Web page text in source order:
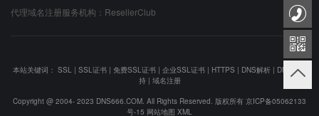
代理域名注册服务机构：ResellerClub
本站关键词： SSL | SSL证书 | 免费SSL证书 | 企业SSL证书 | HTTPS | DNS解析 | DNS防劫
持| 域名注册
Copyright @ 2004- 2023 DNS666.COM. All Rights Reserved. 版权所有 京ICP备05062133
号-15 网站地图 XML